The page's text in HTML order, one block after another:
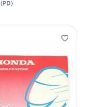
(PD)